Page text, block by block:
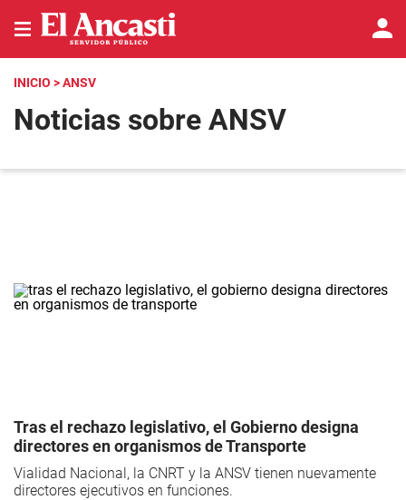
INICIO > ANSV
Noticias sobre ANSV
Tras el rechazo legislativo, el Gobierno designa
directores en organismos de Transporte
Vialidad Nacional, la CNRT y la ANSV tienen nuevamente
directores ejecutivos en funciones.